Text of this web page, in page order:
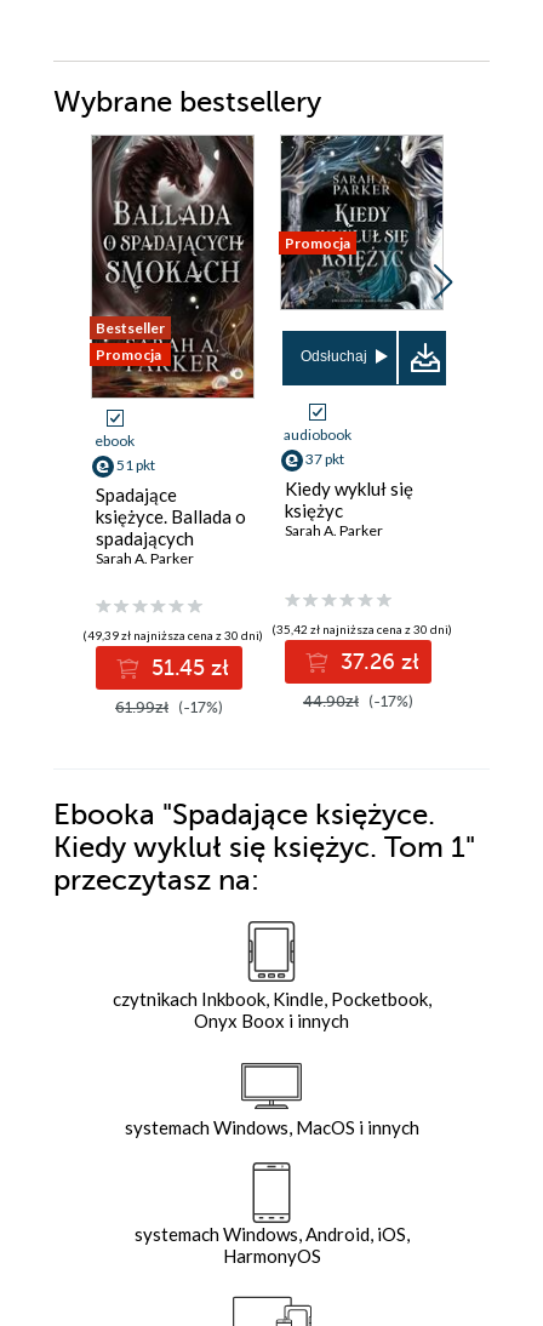
Wybrane bestsellery
Bestseller
Promocja
ebook
51 pkt
Spadające
księżyce. Ballada o
spadających
smokach. Tom 2
Sarah A. Parker
(49,39 zł najniższa cena z 30 dni)
51.45 zł
61.99zł (-17%)
Promocja
Odsłuchaj
audiobook
37 pkt
Kiedy wykluł się
księżyc
Sarah A. Parker
(35,42 zł najniższa cena z 30 dni)
37.26 zł
44.90zł (-17%)
Ebooka "Spadające księżyce.
Kiedy wykluł się księżyc. Tom 1"
przeczytasz na:
czytnikach Inkbook, Kindle, Pocketbook,
Onyx Boox i innych
systemach Windows, MacOS i innych
systemach Windows, Android, iOS,
HarmonyOS